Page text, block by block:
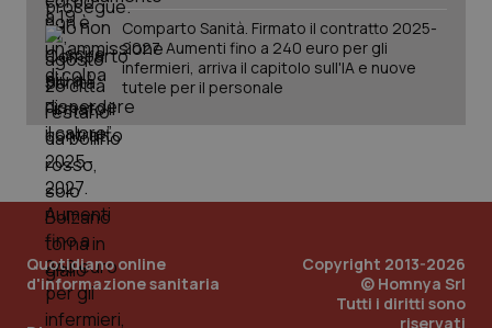
Comparto Sanità. Firmato il contratto 2025-
2027. Aumenti fino a 240 euro per gli
infermieri, arriva il capitolo sull'IA e nuove
tutele per il personale
Quotidiano online
d'informazione sanitaria
Copyright 2013-2026
© Homnya Srl
Tutti i diritti sono
riservati
.quotidianosanita.it
1
mese